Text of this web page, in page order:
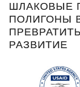
ШЛАКОВЫЕ
ПОЛИГОНЫ
РАЗВИТИЕ